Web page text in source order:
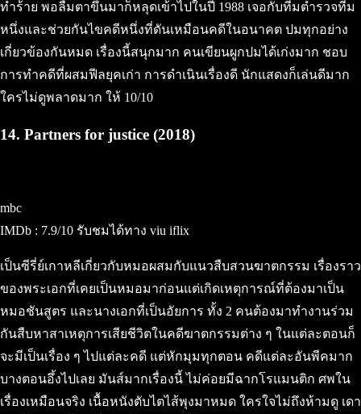
ทำร้าย พอลืมตาขึ้นมาก็หลุดเข้าไปในปี 1988 เจอกับทีมตำรวจทีม
หนึ่งและช่วยกันไขคดีหนึ่งที่ดันเหมือนคดีในอนาคต ปมทุกอย่าง
เกี่ยวข้องกันหมด เรื่องนี้สนุกมาก คนเขียนผูกปมได้เก่งมาก ชอบ
การทำคดีที่ผสมฟีลยุคเก่า การดำเนินเรื่องดี นักแสดงก็เล่นดีมาก
ใครไม่ดูพลาดมาก ให้ 10/10
14. Partners for justice (2018)
mbc
IMDb : 7.9/10 รับชมได้ทาง viu iflix
เป็นซีรี่ย์เกาหลีเกี่ยวกับหมอผสมกับแนวสืบสวนฆาตกรรม เรื่องราว
ของพระเอกที่เคยเป็นหมอมาก่อนแต่เกิดเหตุการณ์ที่ต้องมาเป็น
หมอชันสูตร และนางเอกที่เป็นอัยการ ทั้ง 2 คนต้องมาทำงานร่วม
กันสืบหาสาเหตุการเสียชีวิตในคดีฆาตกรรมต่าง ๆ ในแต่ละตอนก็
จะมีเป็นเรื่อง ๆ ไปแต่ละคดี แต่หักมุมทุกตอน คดีแต่ละอันพีคมาก
บางตอนอึ้งไปเลย มันส์มากเรื่องนี้ ไม่ค่อยมีฉากโรแมนติก ศพใน
เรื่องเหมือนจริง เนื้อหนังตับไตไส้พุงมาหมด ใครใจไม่ถึงห้ามดู เดา